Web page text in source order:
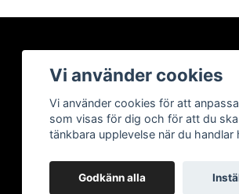
Vi använder cookies
Vi använder cookies för att
som visas för dig och för att du
tänkbara upplevelse när du handlar
Godkänn alla